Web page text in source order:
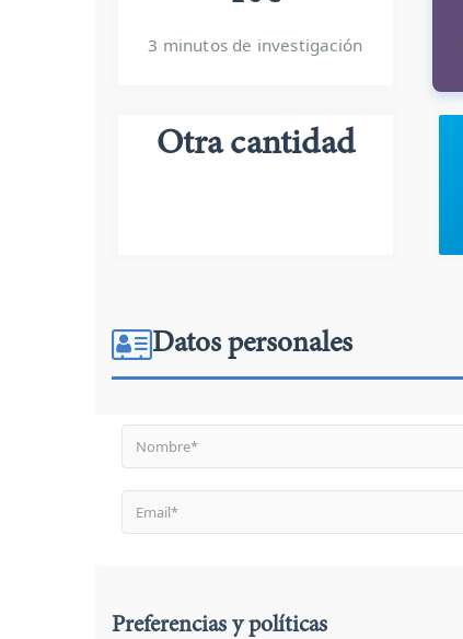
3 minutos de investigación
Otra cantidad
Datos personales
Preferencias y políticas